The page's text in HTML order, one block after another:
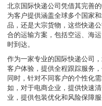
北京国际快递公司凭借其完善
为客户提供涵盖全球多个国家
品，还是大宗货物，这些快递
合的运输方案，包括空运、海
时到达。
作为一家专业的国际快递公司
客户体验，提供全程跟踪服务
同时，针对不同客户的个性化
如，对于电商企业，提供快速
业，提供包装优化和风险保障服